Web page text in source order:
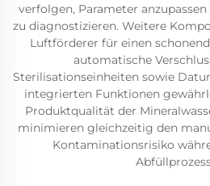
verfolgen, Parameter
zu diagnostizieren. Weitere
Luftförderer für einen
automatische
Sterilisationseinheiten sowie
integrierten Funktionen
Produktqualität der
minimieren gleichzeitig den
Kontaminationsrisiko